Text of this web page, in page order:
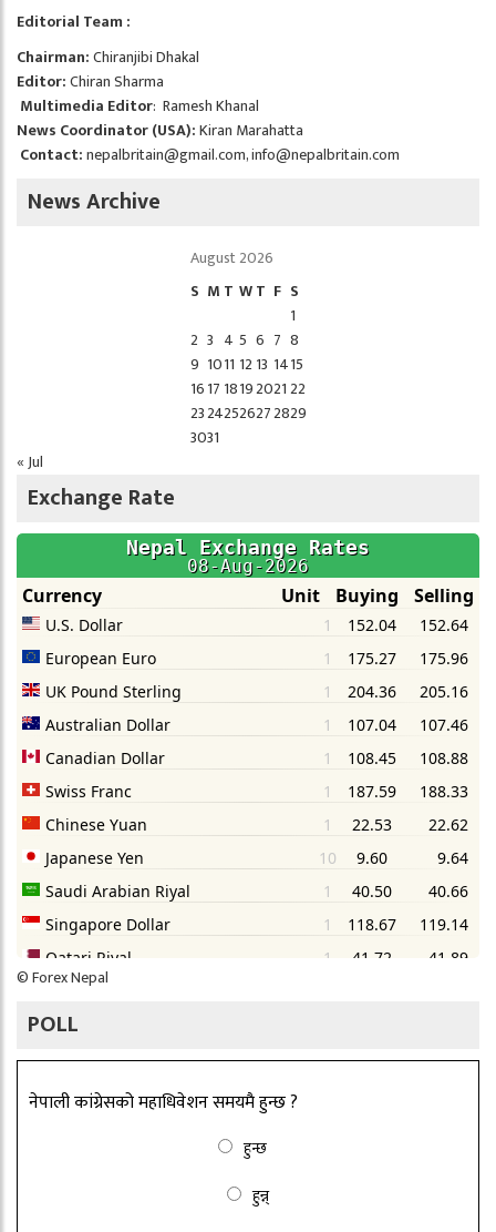
Editorial Team :
Chairman:Chiranjibi Dhakal
Editor:Chiran Sharma
Multimedia Editor: Ramesh Khanal
News Coordinator (USA):Kiran Marahatta
Contact:nepalbritain@gmail.com,info@nepalbritain.com
News Archive
August 2026
S M T WT F S
1
2 3 4 5 6 7 8
9 1011 12 13 1415
1617 1819202122
23242526272829
3031
« Jul
Exchange Rate
©Forex Nepal
POLL
नेपाली कांग्रेसको महाधिवेशन समयमै हुन्छ ?
हुन्छ
हुन्न्